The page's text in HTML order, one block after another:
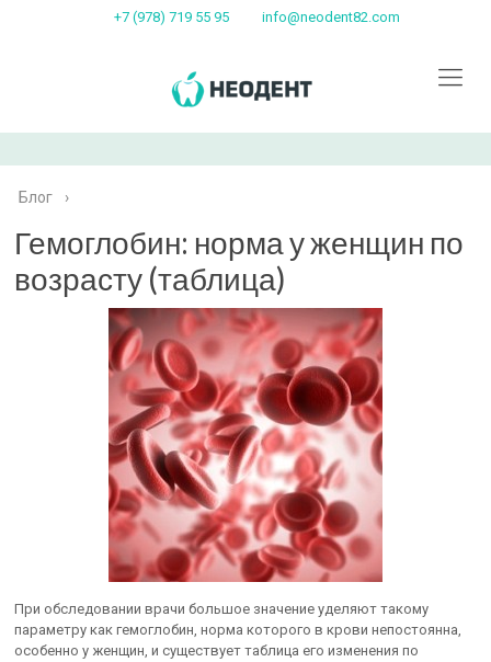
+7 (978) 719 55 95 info@neodent82.com
Блог ›
Гемоглобин: норма у женщин по
возрасту (таблица)
При обследовании врачи большое значение уделяют такому
параметру как гемоглобин, норма которого в крови непостоянна,
особенно у женщин, и существует таблица его изменения по